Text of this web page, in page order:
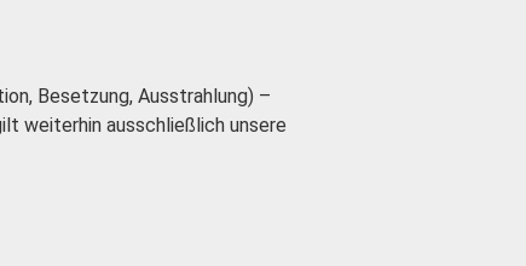
Besetzung, Ausstrahlung) –
weiterhin ausschließlich unsere